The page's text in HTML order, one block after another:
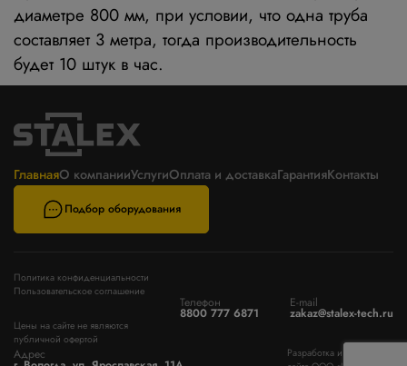
диаметре 800 мм, при условии, что одна труба
составляет 3 метра, тогда производительность
будет 10 штук в час.
ГлавнаяО компанииУслугиОплата и доставкаГарантияКонтакты
Подбор оборудования
Политика конфиденциальности
Пользовательское соглашение
Цены на сайте не являются
публичной офертой
Телефон
8800 777 6871
E-mail
zakaz@stalex-tech.ru
Адрес
Разработка и поддержка